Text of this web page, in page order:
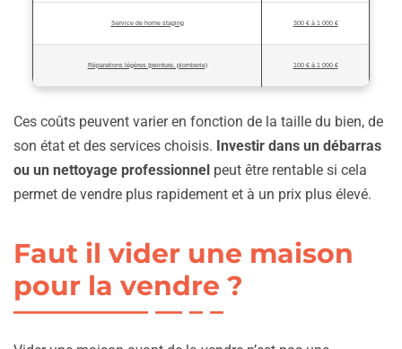
Service de home staging 300 € à 1 000 €
Réparations légères (peinture, plomberie) 100 € à 1 000 €
Ces coûts peuvent varier en fonction de la taille du bien, de
son état et des services choisis. Investir dans un débarras
ou un nettoyage professionnel peut être rentable si cela
permet de vendre plus rapidement et à un prix plus élevé.
Faut il vider une maison
pour la vendre ?